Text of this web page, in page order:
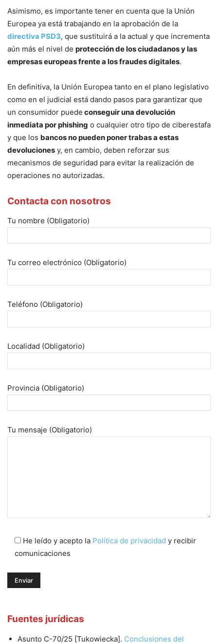
Asimismo, es importante tener en cuenta que la Unión
Europea ya está trabajando en la aprobación de la
directiva PSD3, que sustituirá a la actual y que incrementa
aún más el nivel de protección de los ciudadanos y las
empresas europeas frente a los fraudes digitales.
En definitiva, la Unión Europea tanto en el plano legislativo
como en el judicial está dando pasos para garantizar que
un consumidor puede conseguir una devolución
inmediata por phishing o cualquier otro tipo de ciberestafa
y que los bancos no pueden poner trabas a estas
devoluciones y, en cambio, deben reforzar sus
mecanismos de seguridad para evitar la realización de
operaciones no autorizadas.
Contacta con nosotros
Tu nombre (Obligatorio)
Tu correo electrónico (Obligatorio)
Teléfono (Obligatorio)
Localidad (Obligatorio)
Provincia (Obligatorio)
Tu mensaje (Obligatorio)
He leído y acepto la Política de privacidad y recibir
comunicaciones
Fuentes jurídicas
Asunto C-70/25 [Tukowiecka]. Conclusiones del